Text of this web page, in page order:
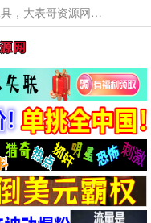
本网站提供资源工具下载，大老表资源工具，大表哥资源网软件工具，大老表资源下载，活动线报福利资源分享,活动线报，大型网游经典游戏，网络热门技术游戏辅助交流与分享。